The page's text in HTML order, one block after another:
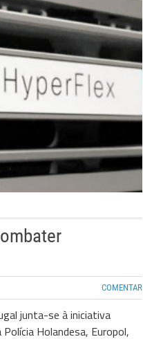
COMENTAR
junta-se à iniciativa
Holandesa, Europol,